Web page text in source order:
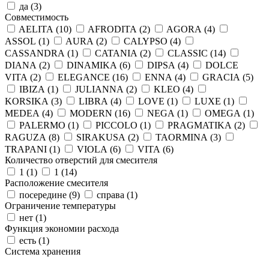
да (3)
Совместимость
AELITA (10) AFRODITA (2) AGORA (4)
ASSOL (1) AURA (2) CALYPSO (4)
CASSANDRA (1) CATANIA (2) CLASSIC (14)
DIANA (2) DINAMIKA (6) DIPSA (4)
DOLCE
VITA (2) ELEGANCE (16) ENNA (4) GRACIA (5)
IBIZA (1) JULIANNA (2) KLEO (4)
KORSIKA (3) LIBRA (4) LOVE (1) LUXE (1)
MEDEA (4) MODERN (16) NEGA (1) OMEGA (1)
PALERMO (1) PICCOLO (1) PRAGMATIKA (2)
RAGUZA (8) SIRAKUSA (2) TAORMINA (3)
TRAPANI (1) VIOLA (6) VITA (6)
Количество отверстий для смесителя
1 (1) 1 (14)
Расположение смесителя
посередине (9) справа (1)
Ограничение температуры
нет (1)
Функция экономии расхода
есть (1)
Система хранения